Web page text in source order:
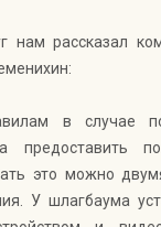
нам рассказал
в случае
предоставить
это можно
У шлагбаума